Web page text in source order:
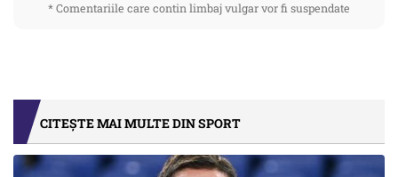
* Comentariile care contin limbaj vulgar vor fi suspendate
CITEȘTE MAI MULTE DIN SPORT